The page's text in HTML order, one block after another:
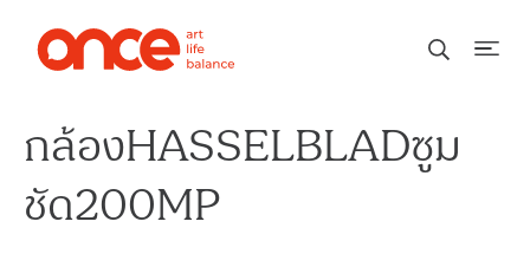
กล้องHASSELBLADซูม
ชัด200MP